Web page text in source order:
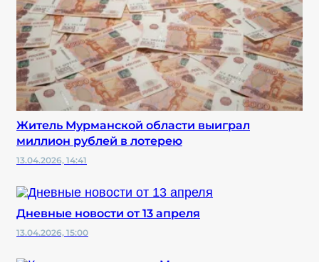
Житель Мурманской области выиграл
миллион рублей в лотерею
13.04.2026, 14:41
Дневные новости от 13 апреля
13.04.2026, 15:00